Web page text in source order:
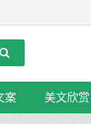
案 美文欣赏